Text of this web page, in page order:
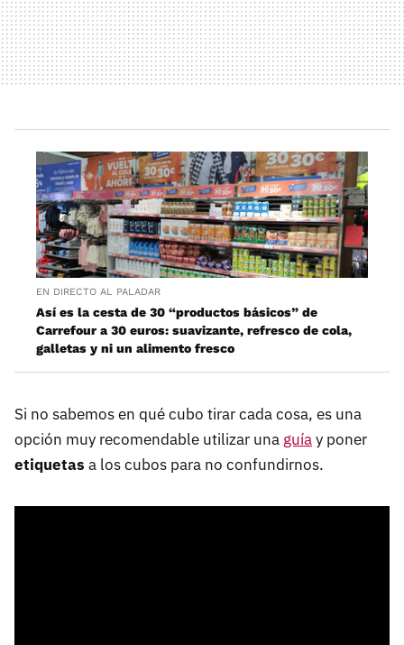
EN DIRECTO AL PALADAR
Así es la cesta de 30 “productos básicos” de
Carrefour a 30 euros: suavizante, refresco de cola,
galletas y ni un alimento fresco
Si no sabemos en qué cubo tirar cada cosa, es una
opción muy recomendable utilizar una guíay poner
etiquetas a los cubos para no confundirnos.